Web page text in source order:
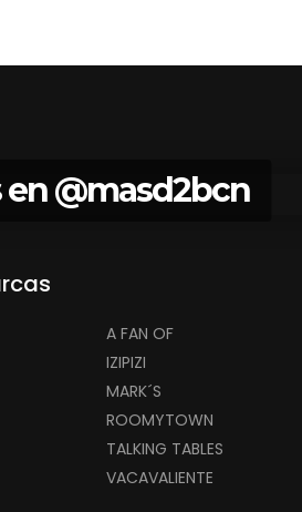
en@masd2bcn
A FAN OF
IZIPIZI
MARK´S
ROOMYTOWN
TALKING TABLES
VACAVALIENTE